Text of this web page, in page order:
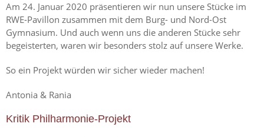
Am 24. Januar 2020 präsentieren wir nun unsere Stücke im
RWE-Pavillon zusammen mit dem Burg- und Nord-Ost
Gymnasium. Und auch wenn uns die anderen Stücke sehr
begeisterten, waren wir besonders stolz auf unsere Werke.
So ein Projekt würden wir sicher wieder machen!
Antonia & Rania
Kritik Philharmonie-Projekt